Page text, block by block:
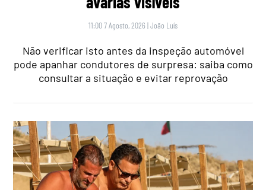
11:00 7 Agosto, 2026 |João Luís
Não verificar isto antes da inspeção automóvel
pode apanhar condutores de surpresa: saiba como
consultar a situação e evitar reprovação